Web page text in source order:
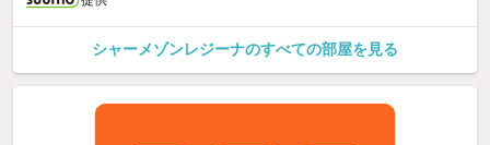
シャーメゾンレジーナのすべての部屋を見る